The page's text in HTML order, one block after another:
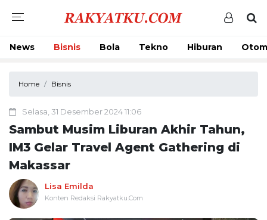
News Bisnis Bola Tekno Hiburan
Home Bisnis
Selasa, 31 Desember 2024 11:06
Sambut Musim Liburan Akhir Tahun,
IM3 Gelar Travel Agent Gathering di
Makassar
Lisa Emilda
Konten Redaksi Rakyatku.Com